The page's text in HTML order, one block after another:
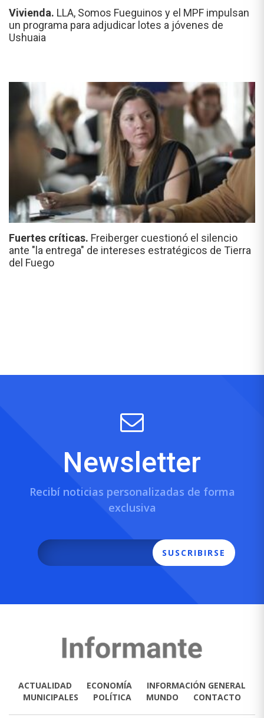
Vivienda. LLA, Somos Fueguinos y el MPF impulsan
un programa para adjudicar lotes a jóvenes de
Ushuaia
Fuertes críticas. Freiberger cuestionó el silencio
ante "la entrega" de intereses estratégicos de Tierra
del Fuego
Newsletter
Recibí noticias personalizadas de forma
exclusiva
SUSCRIBIRSE
ACTUALIDAD ECONOMÍA
INFORMACIÓN GENERAL
MUNICIPALES
POLÍTICA MUNDO CONTACTO